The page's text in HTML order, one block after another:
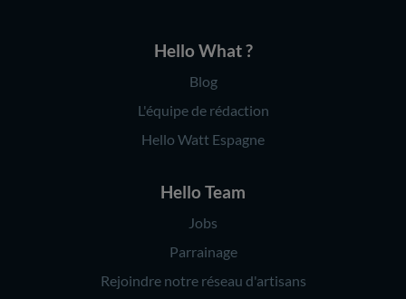
Hello What ?
Blog
L'équipe de rédaction
Hello Watt Espagne
Hello Team
Jobs
Parrainage
Rejoindre notre réseau d'artisans